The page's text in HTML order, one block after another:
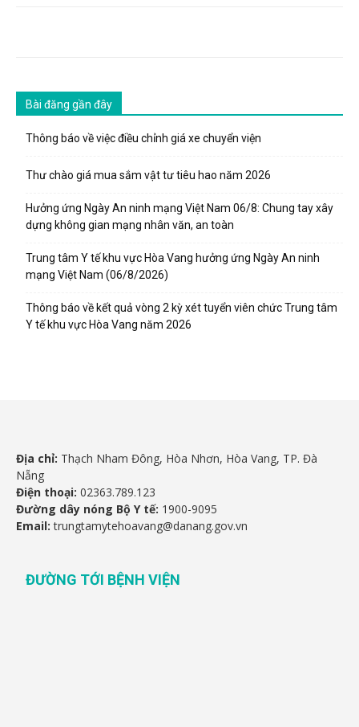
Bài đăng gần đây
Thông báo về việc điều chỉnh giá xe chuyển viện
Thư chào giá mua sắm vật tư tiêu hao năm 2026
Hưởng ứng Ngày An ninh mạng Việt Nam 06/8: Chung tay xây
dựng không gian mạng nhân văn, an toàn
Trung tâm Y tế khu vực Hòa Vang hưởng ứng Ngày An ninh
mạng Việt Nam (06/8/2026)
Thông báo về kết quả vòng 2 kỳ xét tuyển viên chức Trung tâm
Y tế khu vực Hòa Vang năm 2026
Địa chỉ: Thạch Nham Đông, Hòa Nhơn, Hòa Vang, TP. Đà
Nẵng
Điện thoại: 02363.789.123
Đường dây nóng Bộ Y tế: 1900-9095
Email: trungtamytehoavang@danang.gov.vn
ĐƯỜNG TỚI BỆNH VIỆN